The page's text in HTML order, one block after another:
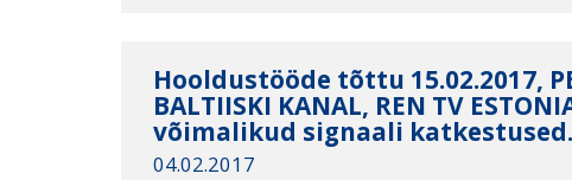
Hooldustööde tõttu 15.02.2017,
BALTIISKI KANAL, REN TV
võimalikud signaali katkestused.
04.02.2017